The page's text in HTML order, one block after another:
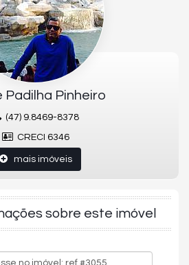
financiado ou seja sem problemas de
Padilha Pinheiro
(47) 9.8469-8378
CRECI 6346
mais imóveis
sobre este imóvel